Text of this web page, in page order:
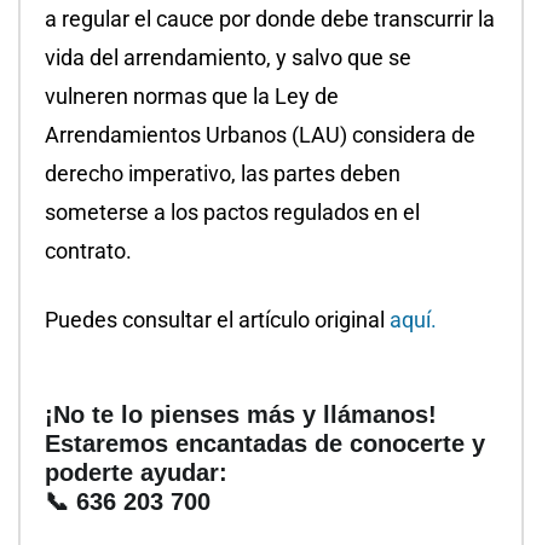
a regular el cauce por donde debe transcurrir la
vida del arrendamiento, y salvo que se
vulneren normas que la Ley de
Arrendamientos Urbanos (LAU) considera de
derecho imperativo, las partes deben
someterse a los pactos regulados en el
contrato.
Puedes consultar el artículo original aquí.
¡No te lo pienses más y llámanos!
Estaremos encantadas de conocerte y
poderte ayudar:
📞 636 203 700